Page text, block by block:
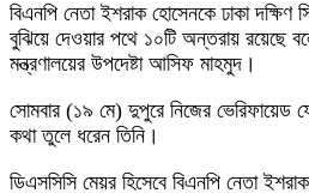
বিএনপি নেতা ইশরাক হোসেনকে ঢাকা দক্ষিণ
বুঝিয়ে দেওয়ার পথে ১০টি অন্তরায় রয়েছে
মন্ত্রণালয়ের উপদেষ্টা আসিফ মাহমুদ।
সোমবার (১৯ মে) দুপুরে নিজের ভেরিফায়েড
কথা তুলে ধরেন তিনি।
ডিএসসিসি মেয়র হিসেবে বিএনপি নেতা